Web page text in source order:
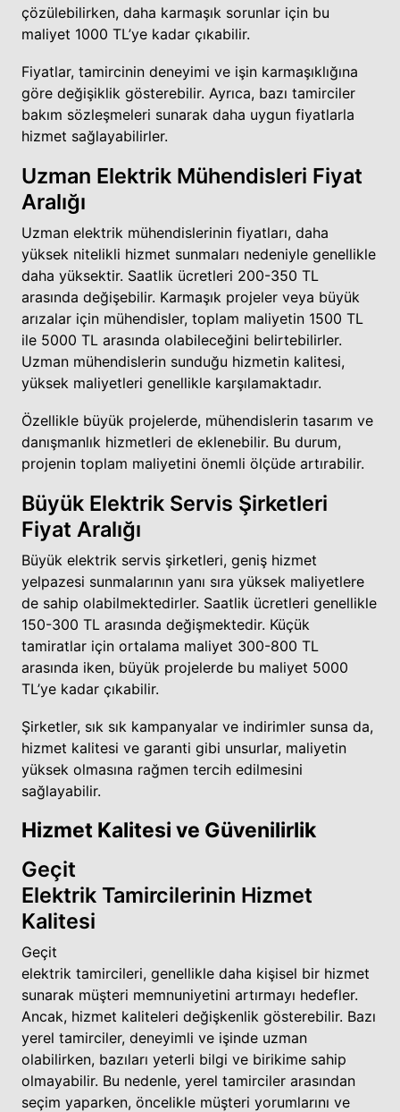
çözülebilirken, daha karmaşık sorunlar için bu
maliyet 1000 TL’ye kadar çıkabilir.
Fiyatlar, tamircinin deneyimi ve işin karmaşıklığına
göre değişiklik gösterebilir. Ayrıca, bazı tamirciler
bakım sözleşmeleri sunarak daha uygun fiyatlarla
hizmet sağlayabilirler.
Uzman Elektrik Mühendisleri Fiyat
Aralığı
Uzman elektrik mühendislerinin fiyatları, daha
yüksek nitelikli hizmet sunmaları nedeniyle genellikle
daha yüksektir. Saatlik ücretleri 200-350 TL
arasında değişebilir. Karmaşık projeler veya büyük
arızalar için mühendisler, toplam maliyetin 1500 TL
ile 5000 TL arasında olabileceğini belirtebilirler.
Uzman mühendislerin sunduğu hizmetin kalitesi,
yüksek maliyetleri genellikle karşılamaktadır.
Özellikle büyük projelerde, mühendislerin tasarım ve
danışmanlık hizmetleri de eklenebilir. Bu durum,
projenin toplam maliyetini önemli ölçüde artırabilir.
Büyük Elektrik Servis Şirketleri
Fiyat Aralığı
Büyük elektrik servis şirketleri, geniş hizmet
yelpazesi sunmalarının yanı sıra yüksek maliyetlere
de sahip olabilmektedirler. Saatlik ücretleri genellikle
150-300 TL arasında değişmektedir. Küçük
tamiratlar için ortalama maliyet 300-800 TL
arasında iken, büyük projelerde bu maliyet 5000
TL’ye kadar çıkabilir.
Şirketler, sık sık kampanyalar ve indirimler sunsa da,
hizmet kalitesi ve garanti gibi unsurlar, maliyetin
yüksek olmasına rağmen tercih edilmesini
sağlayabilir.
Hizmet Kalitesi ve Güvenilirlik
Geçit
Elektrik Tamircilerinin Hizmet
Kalitesi
Geçit
elektrik tamircileri, genellikle daha kişisel bir hizmet
sunarak müşteri memnuniyetini artırmayı hedefler.
Ancak, hizmet kaliteleri değişkenlik gösterebilir. Bazı
yerel tamirciler, deneyimli ve işinde uzman
olabilirken, bazıları yeterli bilgi ve birikime sahip
olmayabilir. Bu nedenle, yerel tamirciler arasından
seçim yaparken, öncelikle müşteri yorumlarını ve